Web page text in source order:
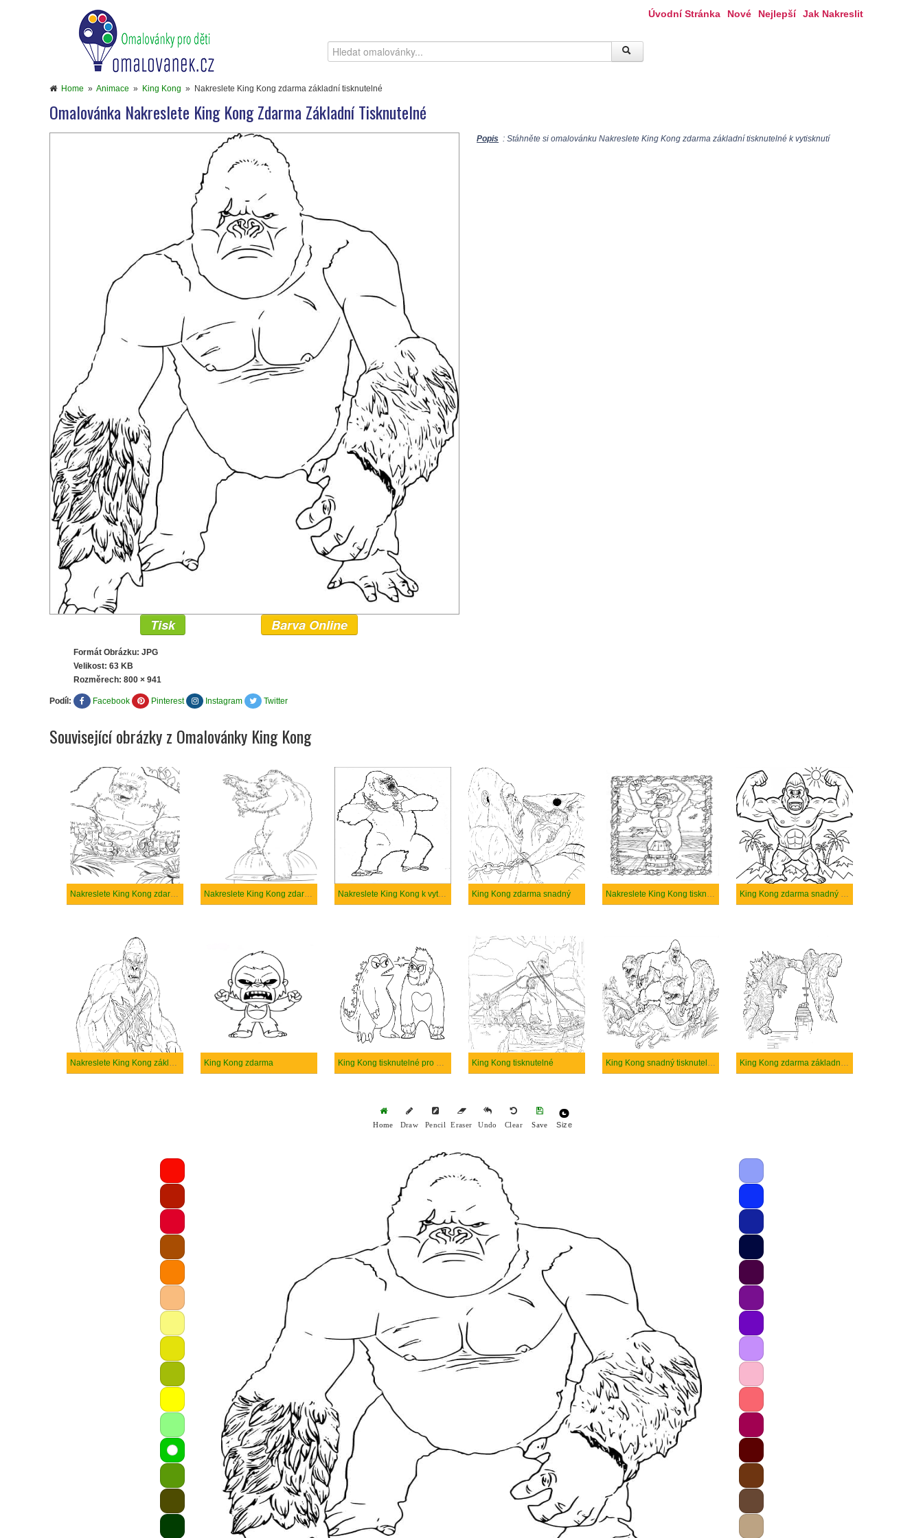
Úvodní Stránka Nové Nejlepší Jak Nakreslit
Home » Animace » King Kong » Nakreslete King Kong zdarma základní tisknutelné
Omalovánka Nakreslete King Kong Zdarma Základní Tisknutelné
Popis : Stáhněte si omalovánku Nakreslete King Kong zdarma základní tisknutelné k vytisknutí
Tisk Barva Online
Formát Obrázku: JPG
Velikost: 63 KB
Rozměrech: 800 × 941
Podíl: Facebook Pinterest Instagram Twitter
Související obrázky z Omalovánky King Kong
Nakreslete King Kong zdarma prostý Nakreslete King Kong zdarma prostý tisknutelné Nakreslete King Kong k vytisknutí zdarma King Kong zdarma snadný Nakreslete King Kong tisknutelné pro děti King Kong zdarma snadný tisknutelné
Nakreslete King Kong základní King Kong zdarma King Kong tisknutelné pro děti King Kong tisknutelné King Kong snadný tisknutelné King Kong zdarma základní tisknutelné
Home Draw Pencil Eraser Undo Clear Save Size